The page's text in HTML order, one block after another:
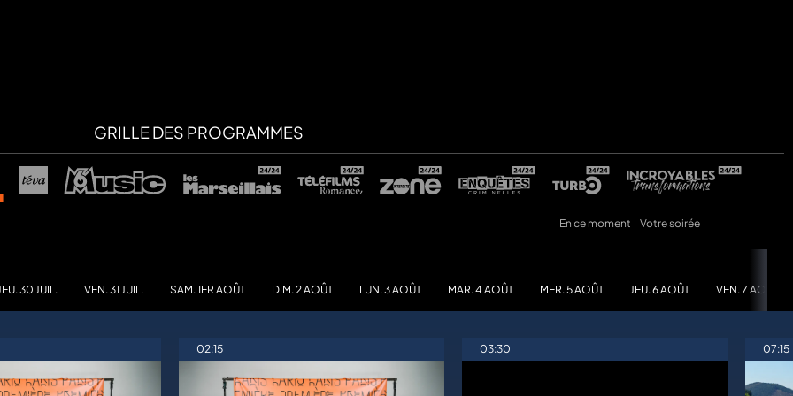
GRILLE DES PROGRAMMES
En ce moment Votre soirée
30 JUIL. VEN. 31 JUIL. SAM. 1ER AOÛT DIM. 2 AOÛT LUN. 3 AOÛT MAR. 4 AOÛT MER. 5 AOÛT JEU. 6 AOÛT VEN. 7 AOÛT
02:15 03:30 07:15